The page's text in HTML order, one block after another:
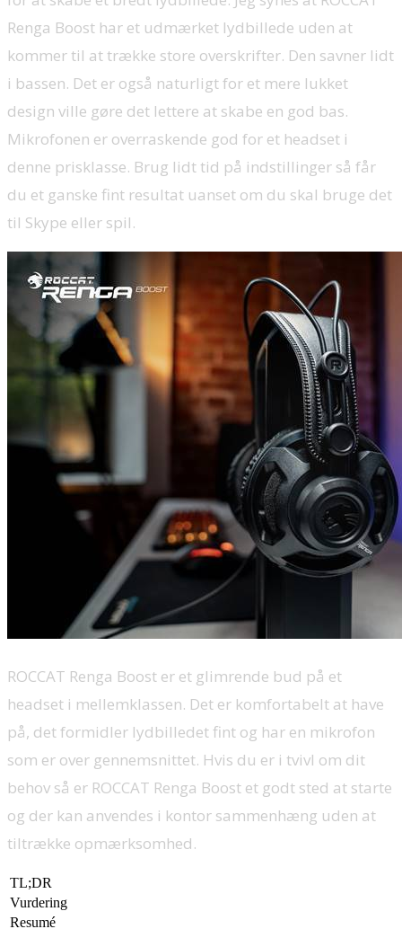
Renga Boost har et udmærket lydbillede uden at
kommer til at trække store overskrifter. Den savner lidt
i bassen. Det er også naturligt for et mere lukket
design ville gøre det lettere at skabe en god bas.
Mikrofonen er overraskende god for et headset i
denne prisklasse. Brug lidt tid på indstillinger så får
du et ganske fint resultat uanset om du skal bruge det
til Skype eller spil.
ROCCAT Renga Boost er et glimrende bud på et
headset i mellemklassen. Det er komfortabelt at have
på, det formidler lydbilledet fint og har en mikrofon
som er over gennemsnittet. Hvis du er i tvivl om dit
behov så er ROCCAT Renga Boost et godt sted at starte
og der kan anvendes i kontor sammenhæng uden at
tiltrække opmærksomhed.
TL;DR
Vurdering
Resumé